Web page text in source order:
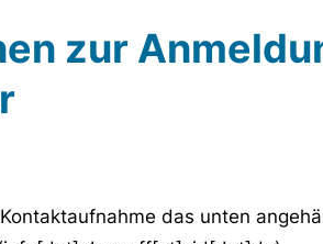
zur
das unten